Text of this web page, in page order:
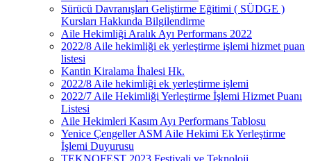
Sürücü Davranışları Geliştirme Eğitimi ( SÜDGE )
Kursları Hakkında Bilgilendirme
Aile Hekimliği Aralık Ayı Performans 2022
2022/8 Aile hekimliği ek yerleştirme işlemi hizmet puan
listesi
Kantin Kiralama İhalesi Hk.
2022/8 Aile hekimliği ek yerleştirme işlemi
2022/7 Aile Hekimliği Yerleştirme İşlemi Hizmet Puanı
Listesi
Aile Hekimleri Kasım Ayı Performans Tablosu
Yenice Çengeller ASM Aile Hekimi Ek Yerleştirme
İşlemi Duyurusu
TEKNOFEST 2023 Festivali ve Teknoloji